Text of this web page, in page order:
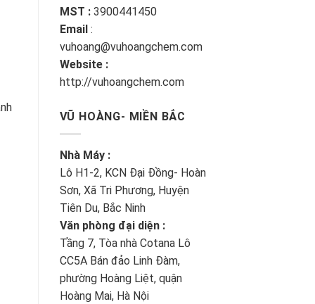
MST : 3900441450
Email :
vuhoang@vuhoangchem.com
Website :
http://vuhoangchem.com
VŨ HOÀNG- MIỀN BẮC
Nhà Máy :
Lô H1-2, KCN Đại Đồng- Hoàn
Sơn, Xã Tri Phương, Huyện
Tiên Du, Bắc Ninh
Văn phòng đại diện :
Tầng 7, Tòa nhà Cotana Lô
CC5A Bán đảo Linh Đàm,
phường Hoàng Liệt, quận
Hoàng Mai, Hà Nội